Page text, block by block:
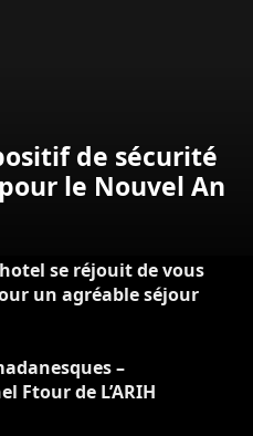
de sécurité
le Nouvel An
se réjouit de vous
un agréable séjour
–
Ftour de L’ARIH